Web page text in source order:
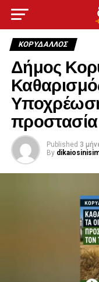
ΚΟΡΥΔΑΛΛΟΣ
Δήμος
Published 3
By